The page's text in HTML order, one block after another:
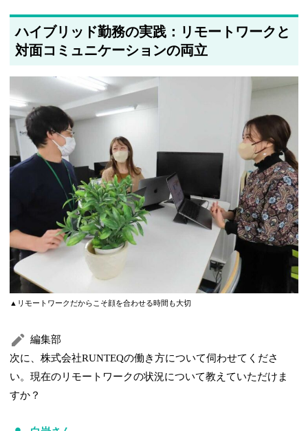
ハイブリッド勤務の実践：リモートワークと
対面コミュニケーションの両立
▲リモートワークだからこそ顔を合わせる時間も大切
編集部
次に、株式会社RUNTEQの働き方について伺わせてくださ
い。現在のリモートワークの状況について教えていただけま
すか？